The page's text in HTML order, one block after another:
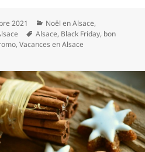
2021 Catégories
Noël en Alsace,
Mots-
clés
Alsace, Black Friday, bon
,Vacances en Alsace